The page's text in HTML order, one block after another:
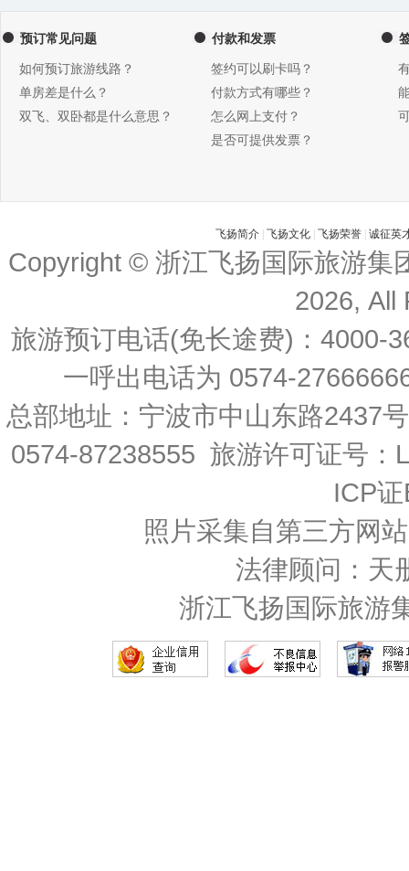
预订常见问题
如何预订旅游线路？
单房差是什么？
双飞、双卧都是什么意思？
付款和发票
签约可以刷卡吗？
付款方式有哪些？
怎么网上支付？
是否可提供发票？
飞扬简介 飞扬文化 飞扬荣誉 诚征英
Copyright © 浙江飞扬国际旅游集
2026, All
旅游预订电话(免长途费)：4000-
一呼出电话为 0574-
总部地址：宁波市中山东路2437
0574-87238555 旅游许可证号
ICP
照片采集自第三方网
法律顾问：天
浙江飞扬国际旅游